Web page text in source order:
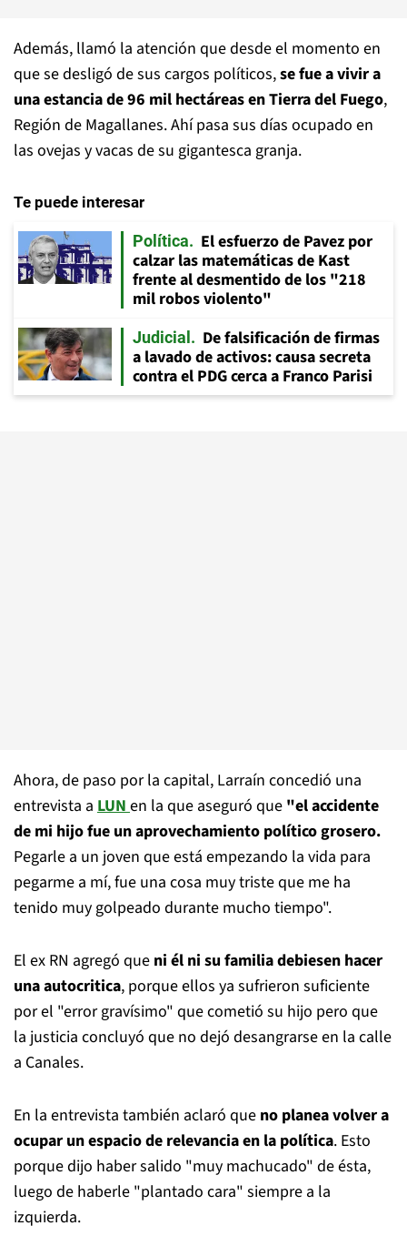
Además, llamó la atención que desde el momento en
que se desligó de sus cargos políticos,se fue a vivir a
una estancia de 96 mil hectáreas en Tierra del Fuego,
Región de Magallanes. Ahí pasa sus días ocupado en
las ovejas y vacas de su gigantesca granja.
Te puede interesar
Política
El esfuerzo de Pavez por
calzar las matemáticas de Kast
frente al desmentido de los "218
mil robos violento"
Judicial
De falsificación de firmas
a lavado de activos: causa secreta
contra el PDG cerca a Franco Parisi
Ahora, de paso por la capital, Larraín concedió una
entrevista a LUNen la que aseguró que "el accidente
de mi hijo fue un aprovechamiento político grosero.
Pegarle a un joven que está empezando la vida para
pegarme a mí, fue una cosa muy triste que me ha
tenido muy golpeado durante mucho tiempo".
El ex RN agregó que ni él ni su familia debiesen hacer
una autocritica, porque ellos ya sufrieron suficiente
por el "error gravísimo" que cometió su hijo pero que
la justicia concluyó que no dejó desangrarse en la calle
a Canales.
En la entrevista también aclaró que no planea volver a
ocupar un espacio de relevancia en la política. Esto
porque dijo haber salido "muy machucado" de ésta,
luego de haberle "plantado cara" siempre a la
izquierda.